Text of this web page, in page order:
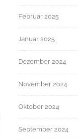
Februar 2025
Januar 2025
Dezember 2024
November 2024
Oktober 2024
September 2024